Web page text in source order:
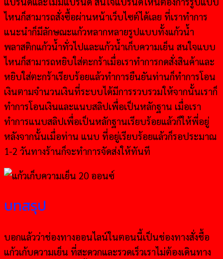
ไหนก็สามารถสั่งซื้อผ่านหน้าเว็บไซต์ได้เลย ที่เราทำการ
แนะนำก็มีลักษณะแก้วหลากหลายรูปแบบทั้งแก้วน้ำ
พลาสติกแก้วน้ำทั่วไปและแก้วน้ำเก็บความเย็น สนใจแบบ
ไหนก็สามารถหยิบใส่ตะกร้าเมื่อเราทำการกดสั่งสินค้าและ
หยิบใส่ตะกร้าเรียบร้อยแล้วทำการยืนยันท่านก็ทำการโอน
เงินตามจำนวนเงินที่ระบบได้มีการรวบรวมให้จากนั้นเราก็
ทำการโอนเงินและแนบสลิปเพื่อเป็นหลักฐาน เมื่อเรา
ทำการแนบสลิปเพื่อเป็นหลักฐานเรียบร้อยแล้วก็ให้พี่อยู่
หลังจากนั้นเมื่อท่าน แนบ ที่อยู่เรียบร้อยแล้วก็รอประมาณ
1-2 วันทางร้านก็จะทำการจัดส่งให้ทันที
บทสรุป
บอกแล้วว่าช่องทางออนไลน์ในตอนนี้เป็นช่องทางสั่งชื้อ
แก้วเก้บความเย็น ที่สะดวกและรวดเร็วเราไม่ต้องเดินทาง